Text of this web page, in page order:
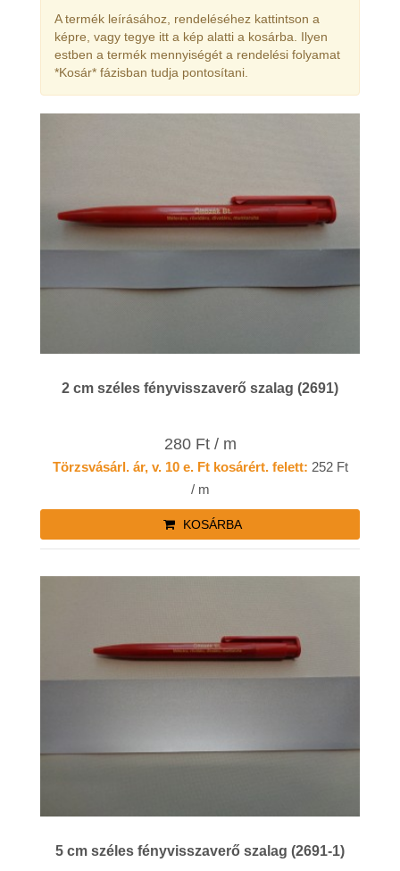
A termék leírásához, rendeléséhez kattintson a
képre, vagy tegye itt a kép alatti a kosárba. Ilyen
estben a termék mennyiségét a rendelési folyamat
*Kosár* fázisban tudja pontosítani.
2 cm széles fényvisszaverő szalag (2691)
280 Ft / m
Törzsvásárl. ár, v. 10 e. Ft kosárért. felett: 252 Ft
/ m
KOSÁRBA
5 cm széles fényvisszaverő szalag (2691-1)